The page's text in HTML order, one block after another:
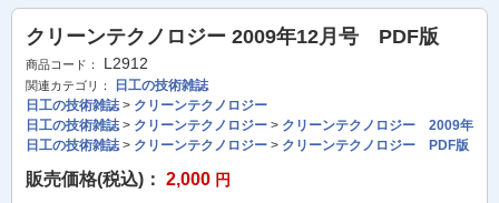
クリーンテクノロジー 2009年12月号 PDF版
商品コード： L2912
関連カテゴリ：
日工の技術雑誌
日工の技術雑誌> クリーンテクノロジー
日工の技術雑誌> クリーンテクノロジー > クリーンテクノロジー 2009年
日工の技術雑誌> クリーンテクノロジー > クリーンテクノロジー PDF版
販売価格(税込)： 2,000 円